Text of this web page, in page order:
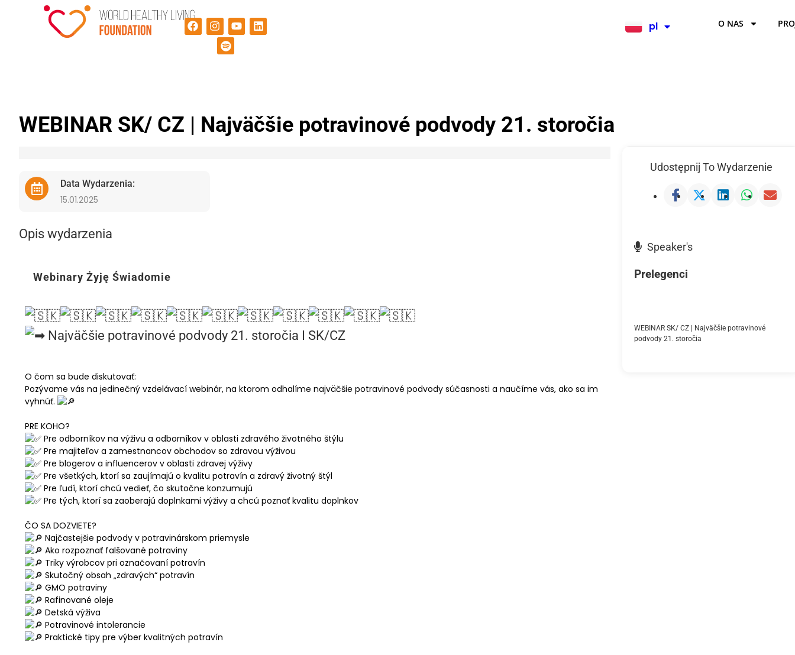
pl
en O NAS
WEBINAR SK/ CZ | Najväčšie potravinové podvody 21. storočia
Data Wydarzenia:
15.01.2025
Opis wydarzenia
Webinary Żyję Świadomie
Najväčšie potravinové podvody 21. storočia I SK/CZ
O čom sa bude diskutovať:
Pozývame vás na jedinečný vzdelávací webinár, na ktorom odhalíme najväčšie potravinové podvody súčasnosti a naučíme vás, ako sa im
vyhnúť.
PRE KOHO?
Pre odborníkov na výživu a odborníkov v oblasti zdravého životného štýlu
Pre majiteľov a zamestnancov obchodov so zdravou výživou
Pre blogerov a influencerov v oblasti zdravej výživy
Pre všetkých, ktorí sa zaujímajú o kvalitu potravín a zdravý životný štýl
Pre ľudí, ktorí chcú vedieť, čo skutočne konzumujú
Pre tých, ktorí sa zaoberajú doplnkami výživy a chcú poznať kvalitu doplnkov
ČO SA DOZVIETE?
Najčastejšie podvody v potravinárskom priemysle
Ako rozpoznať falšované potraviny
Triky výrobcov pri označovaní potravín
Skutočný obsah „zdravých“ potravín
GMO potraviny
Rafinované oleje
Detská výživa
Potravinové intolerancie
Praktické tipy pre výber kvalitných potravín
Udostępnij To Wydarzenie
Speaker's
Prelegenci
WEBINAR SK/ CZ | Najväčšie potravinové
podvody 21. storočia